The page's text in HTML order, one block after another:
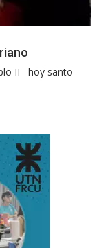
II –hoy santo–